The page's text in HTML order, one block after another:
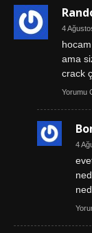
4
ama
crack
Yorumu
4